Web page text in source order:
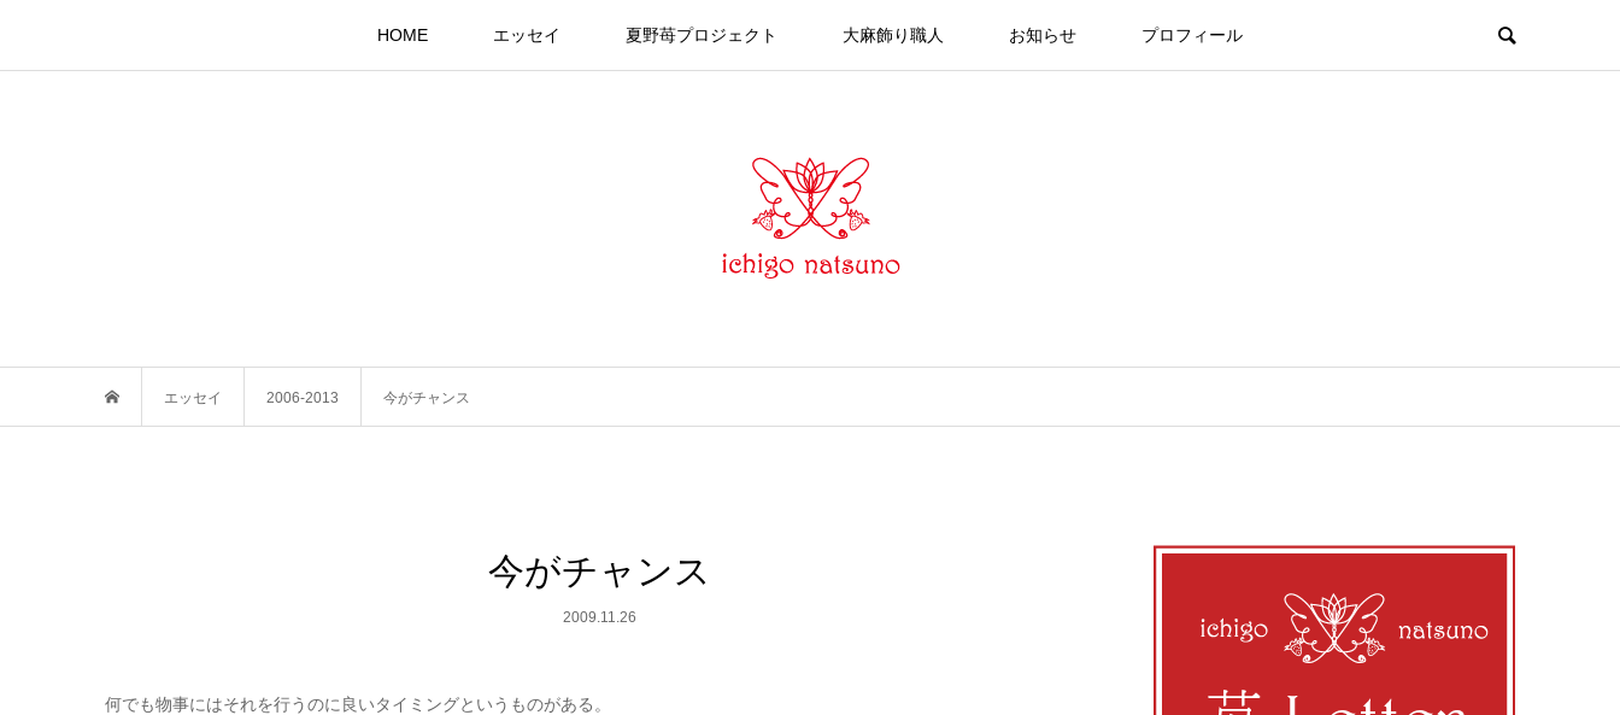
HOME エッセイ 夏野苺プロジェクト 大麻飾り職人 お知らせ プロフィール
エッセイ 2006-2013 今がチャンス
今がチャンス
2009.11.26
何でも物事にはそれを行うのに良いタイミングというものがある。